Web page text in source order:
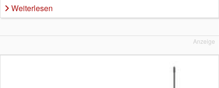
Weiterlesen
Anzeige